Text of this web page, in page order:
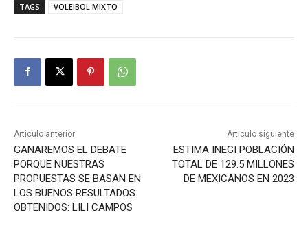
TAGS VOLEIBOL MIXTO
Artículo anterior
GANAREMOS EL DEBATE
PORQUE NUESTRAS
PROPUESTAS SE BASAN EN
LOS BUENOS RESULTADOS
OBTENIDOS: LILI CAMPOS
Artículo siguiente
ESTIMA INEGI POBLACIÓN
TOTAL DE 129.5 MILLONES
DE MEXICANOS EN 2023